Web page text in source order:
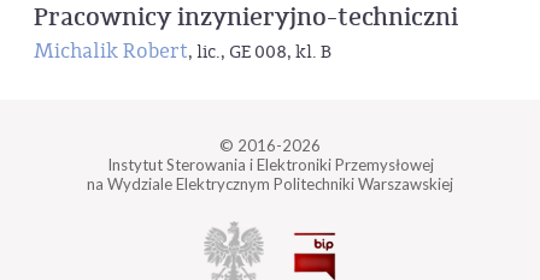
Pracownicy inzynieryjno-techniczni
Michalik Robert, lic., GE 008, kl. B
© 2016-2026
Instytut Sterowania i Elektroniki Przemysłowej
na Wydziale Elektrycznym Politechniki Warszawskiej